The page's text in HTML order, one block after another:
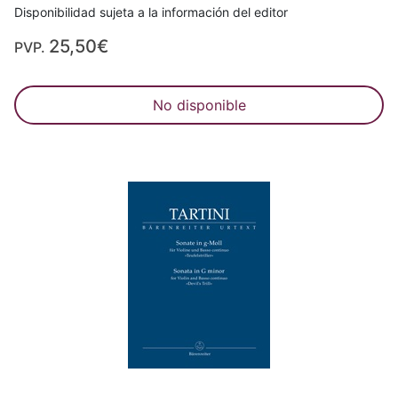
Disponibilidad sujeta a la información del editor
PVP. 25,50€
No disponible